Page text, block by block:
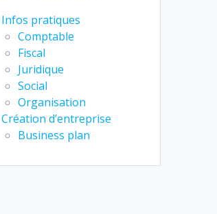
Infos pratiques
Comptable
Fiscal
Juridique
Social
Organisation
Création d’entreprise
Business plan